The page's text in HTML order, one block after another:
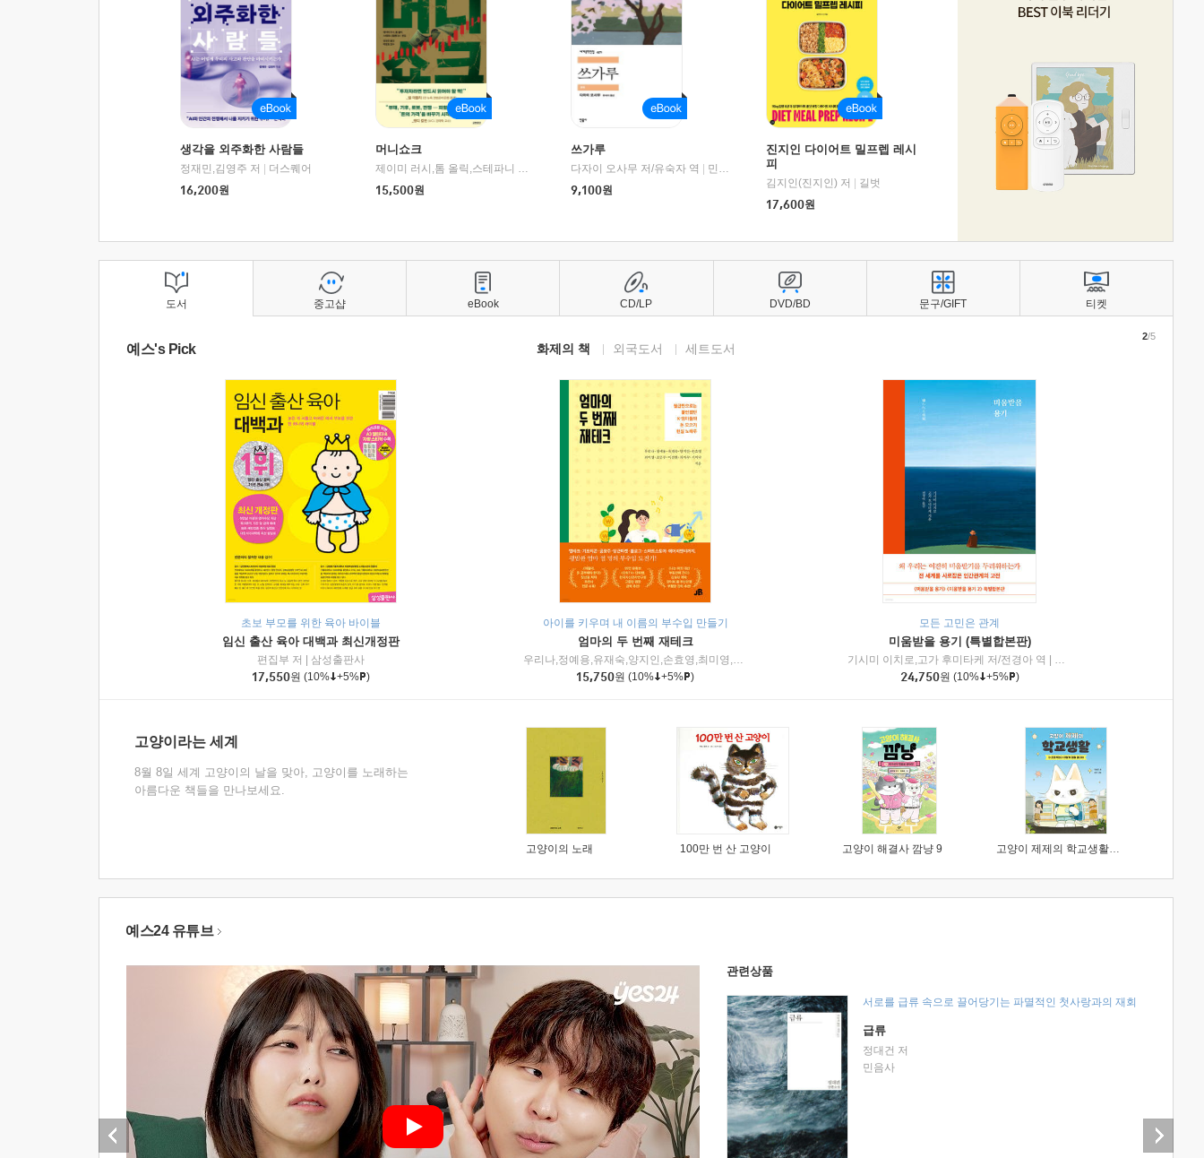
생각을 외주화한 사람들
정재민,김영주 저
더스퀘어
16,200원
머니쇼크
제이미 러시,톰 올릭,스테파니 플랜더스 편저/임경은 역/박정호 감수 |
교보문고
15,500원
쓰가루
다자이 오사무 저/유숙자 역
민음사
9,100원
진지인 다이어트 밀프렙 레시
피
김지인(진지인) 저
길벗
17,600원
도서
예스's Pick 화제의 책 외국도서 세트도서
초보 부모를 위한 육아 바이블
임신 출산 육아 대백과 최신개정판
편집부 저
삼성출판사
17,550원 (10% +5% )
아이를 키우며 내 이름의 부수입 만들기
엄마의 두 번째 재테크
우리나,정예용,유재숙,양지인,손효영,최미영,조민주,이진현,차미숙,서미숙 저 | 제이브리즈북스
15,750원 (10% +5% )
모든 고민은 관계
미움받을 용기 (특별합본판)
기시미 이치로,고가 후미타케 저/전경아 역
인플루엔셜
24,750원 (10% +5% )
2/5
고양이라는 세계
8월 8일 세계 고양이의 날을 맞아, 고양이를 노래하는
아름다운 책들을 만나보세요.
고양이의 노래 100만 번 산 고양이 고양이 해결사 깜냥 9 고양이 제제의 학교생활 1 : 초등학생이 이렇게 힘들 줄이야
중고샵 eBook CD/LP DVD/BD 문구/GIFT 티켓
예스24 유튜브
관련상품
서로를 급류 속으로 끌어당기는 파멸적인 첫사랑과의 재회
급류
정대건 저
민음사